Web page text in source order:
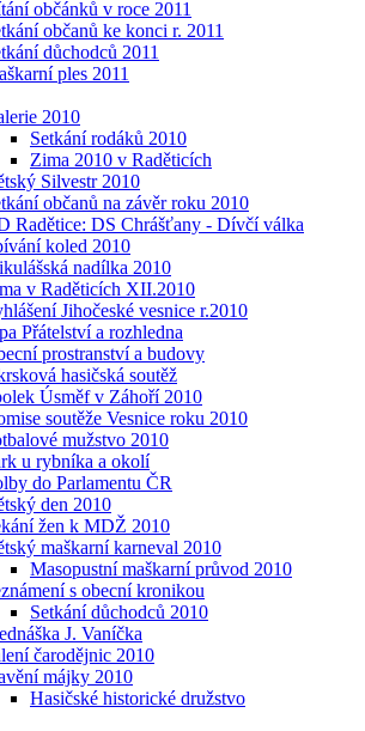
občánků v roce 2011
občanů ke konci r. 2011
důchodců 2011
ples 2011
2010
Setkání rodáků 2010
Zima 2010 v Raděticích
Silvestr 2010
občanů na závěr roku 2010
Radětice: DS Chrášťany - Dívčí válka
koled 2010
nadílka 2010
v Raděticích XII.2010
Jihočeské vesnice r.2010
Přátelství a rozhledna
prostranství a budovy
hasičská soutěž
Úsměf v Záhoří 2010
soutěže Vesnice roku 2010
mužstvo 2010
u rybníka a okolí
do Parlamentu ČR
den 2010
žen k MDŽ 2010
maškarní karneval 2010
Masopustní maškarní průvod 2010
s obecní kronikou
Setkání důchodců 2010
J. Vaníčka
čarodějnic 2010
májky 2010
Hasičské historické družstvo